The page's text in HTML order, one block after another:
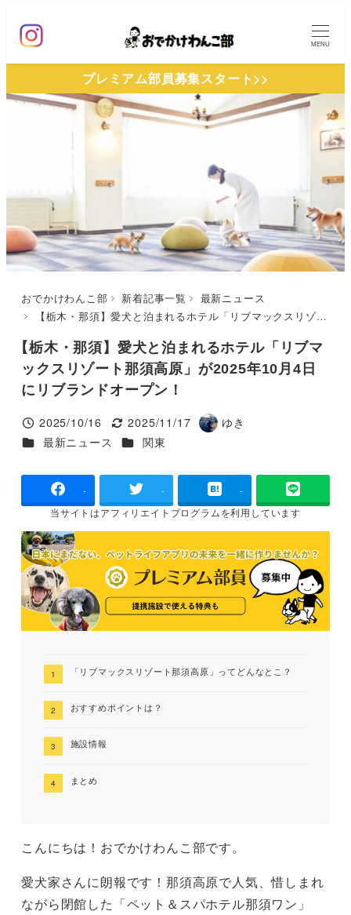
ン
ン
動
MENU
プレミアム部員募集スタート>>
おでかけわんこ部 新着記事一覧
最新ニュース
【栃木・那須】愛犬と泊まれるホテル「リブマックスリゾート那須高原」が2025年10月4日にリブランドオープン！
【栃木・那須】愛犬と泊まれるホテル「リブマ
ックスリゾート那須高原」が2025年10月4日
にリブランドオープン！
投稿日
2025/10/16
更新日
2025/11/17
著
ゆき
カテゴリー
最新ニュース カテゴリー
関東
- - -
当サイトはアフィリエイトプログラムを利用しています
「リブマックスリゾート那須高原」ってどんなとこ？
おすすめポイントは？
施設情報
まとめ
こんにちは！おでかけわんこ部です。
愛犬家さんに朗報です！那須高原で人気、惜しまれ
ながら閉館した「ペット＆スパホテル那須ワン」